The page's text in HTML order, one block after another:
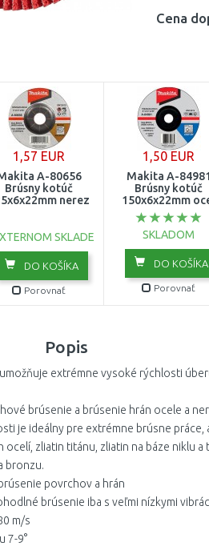
Cena
1,57 EUR
A-80656
Brúsny kotúč
nerez
SKLADE
DO KOŠÍKA
Porovnať
1,50 EUR
Makita A-84981
Brúsny kotúč
150x6x22mm
SKLADOM
DO KOŠÍKA
Porovnať
Popis
extrémne vysoké rýchlosti
brúsenie a brúsenie hrán ocele a
je ideálny pre extrémne brúsne práce,
zliatin titánu, zliatin na báze niklu a
bronzu.
povrchov a hrán
brúsenie iba s veľmi nízkymi
m/s
7-9°